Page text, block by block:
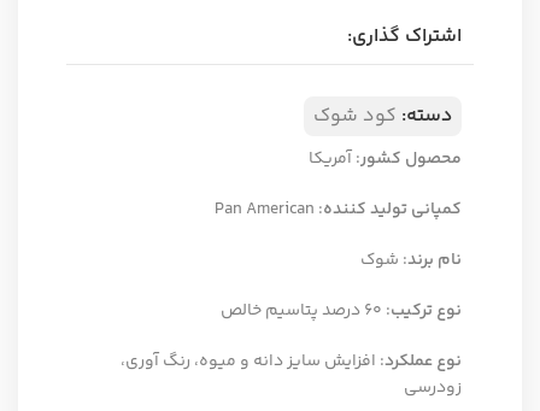
اشتراک گذاری:
دسته: کود شوک
محصول کشور: آمریکا
کمپانی تولید کننده: Pan American
نام برند: شوک
نوع ترکیب: 60 درصد پتاسیم خالص
نوع عملکرد: افزایش سایز دانه و میوه، رنگ آوری،
زودرسی